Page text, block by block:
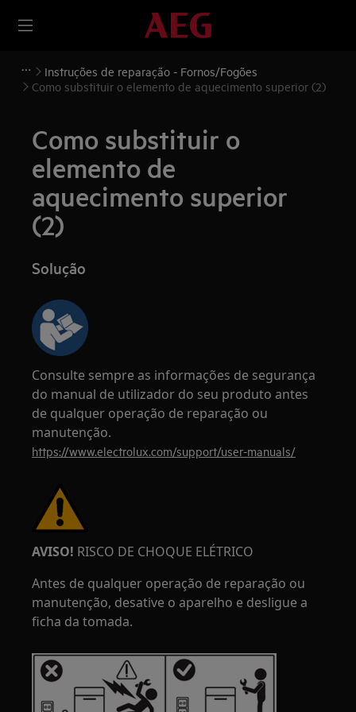
Instruções de reparação - Fornos/Fogões
Como substituir o elemento de aquecimento superior (2)
Como substituir o
elemento de
aquecimento superior
(2)
Solução
Consulte sempre as informações de segurança
do manual de utilizador do seu produto antes
de qualquer operação de reparação ou
manutenção.
https://www.electrolux.com/support/user-manuals/
AVISO! RISCO DE CHOQUE ELÉTRICO
Antes de qualquer operação de reparação ou
manutenção, desative o aparelho e desligue a
ficha da tomada.